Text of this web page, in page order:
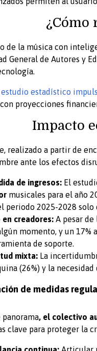
¿Cómo
de la música con
General de Autores y
estudio estadístico
proyecciones
Impacto
realizado a partir de
ante los efectos
de ingresos: El
musicales para el año
periodo 2025-2028 solo
en creadores: A pesar
momento, y un 17%
de soporte.
mixta: La
(26%) y la
de medidas
, el colectivo
clave para proteger la